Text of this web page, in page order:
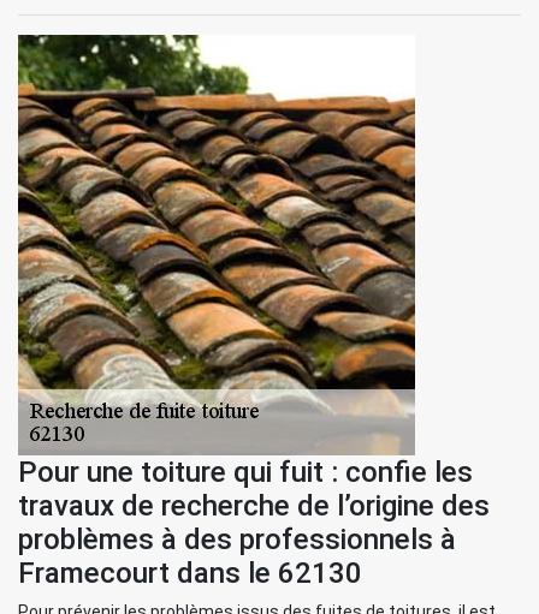
Pour une toiture qui fuit : confie les
travaux de recherche de l’origine des
problèmes à des professionnels à
Framecourt dans le 62130